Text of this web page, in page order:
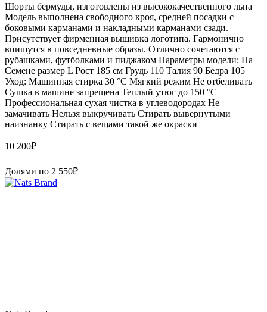
Шорты бермуды, изготовлены из высококачественного льна
Модель выполнена свободного кроя, средней посадки с
боковыми карманами и накладными карманами сзади.
Присутствует фирменная вышивка логотипа. Гармонично
впишутся в повседневные образы. Отлично сочетаются с
рубашками, футболками и пиджаком Параметры модели: На
Семене размер L Рост 185 см Грудь 110 Талия 90 Бедра 105
Уход: Машинная стирка 30 °С Мягкий режим Не отбеливать
Сушка в машине запрещена Теплый утюг до 150 °С
Профессиональная сухая чистка в углеводородах Не
замачивать Нельзя выкручивать Стирать вывернутыми
наизнанку Стирать с вещами такой же окраски
10 200₽
Долями по 2 550₽